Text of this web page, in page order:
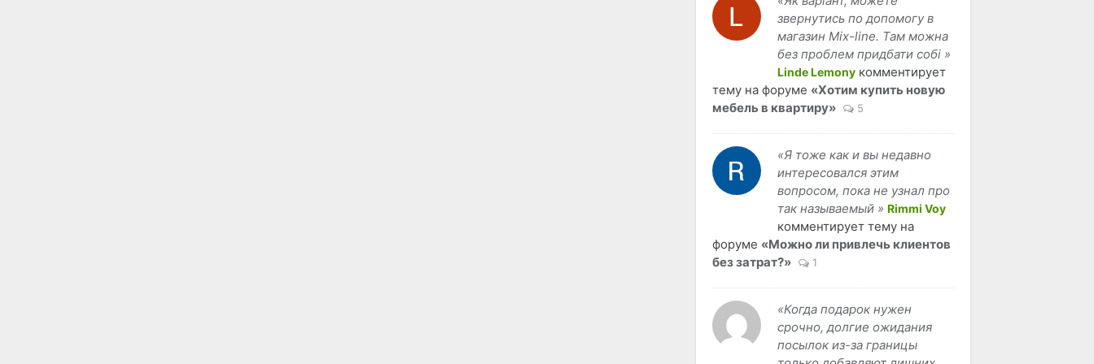
звернутись по допомогу в
магазин Mix-line. Там можна
без проблем придбати собі »
Linde Lemony комментирует
тему на форуме «Хотим купить новую
мебель в квартиру»
5
«Я тоже как и вы недавно
интересовался этим
вопросом, пока не узнал про
так называемый » Rimmi Voy
комментирует тему на
форуме «Можно ли привлечь клиентов
без затрат?»
1
«Когда подарок нужен
срочно, долгие ожидания
посылок из-за границы